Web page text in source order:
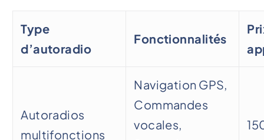
Type
d’autoradio
Fonctionnalités
Autoradios
multifonctions
Navigation GPS,
Commandes
vocales,